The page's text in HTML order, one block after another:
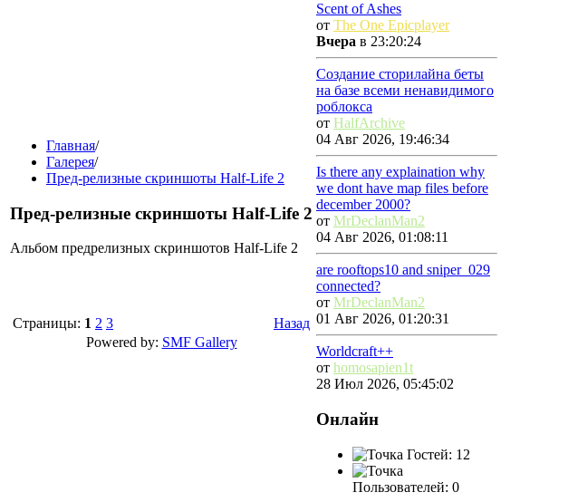
Главная/
Галерея/
Пред-релизные скриншоты Half-Life 2
Пред-релизные скриншоты Half-Life 2
Альбом предрелизных скриншотов Half-Life 2
Страницы: 1 2 3
Назад
Powered by: SMF Gallery
Scent of Ashes
от The One Epicplayer
Вчера в 23:20:24
Создание сторилайна беты
на базе всеми ненавидимого
роблокса
от HalfArchive
04 Авг 2026, 19:46:34
Is there any explaination why
we dont have map files before
december 2000?
от MrDeclanMan2
04 Авг 2026, 01:08:11
are rooftops10 and sniper_029
connected?
от MrDeclanMan2
01 Авг 2026, 01:20:31
Worldcraft++
от homosapien1t
28 Июл 2026, 05:45:02
Онлайн
Гостей: 12
Пользователей: 0